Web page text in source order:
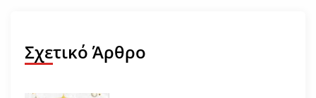
Σχετικό Άρθρο